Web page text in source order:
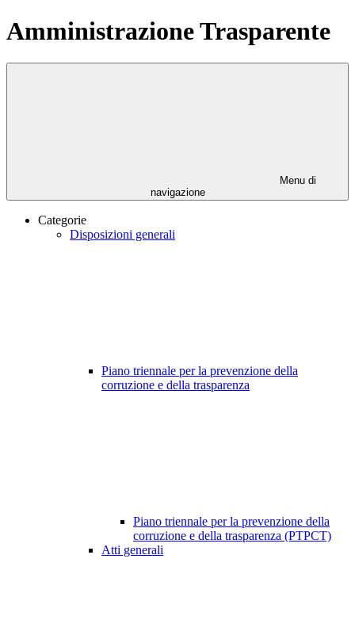
Amministrazione Trasparente
Menu di
navigazione
Categorie
Disposizioni generali
Piano triennale per la prevenzione della
corruzione e della trasparenza
Piano triennale per la prevenzione della
corruzione e della trasparenza (PTPCT)
Atti generali